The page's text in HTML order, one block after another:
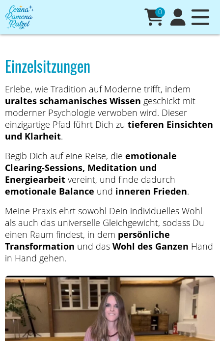
0
Einzelsitzungen
Erlebe, wie Tradition auf Moderne trifft, indem
uraltes schamanisches Wissen geschickt mit
moderner Psychologie verwoben wird. Dieser
einzigartige Pfad führt Dich zu tieferen Einsichten
und Klarheit.
Begib Dich auf eine Reise, die emotionale
Clearing-Sessions, Meditation und
Energiearbeit vereint, und finde dadurch
emotionale Balance und inneren Frieden.
Meine Praxis ehrt sowohl Dein individuelles Wohl
als auch das universelle Gleichgewicht, sodass Du
einen Raum findest, in dem persönliche
Transformation und das Wohl des Ganzen Hand
in Hand gehen.